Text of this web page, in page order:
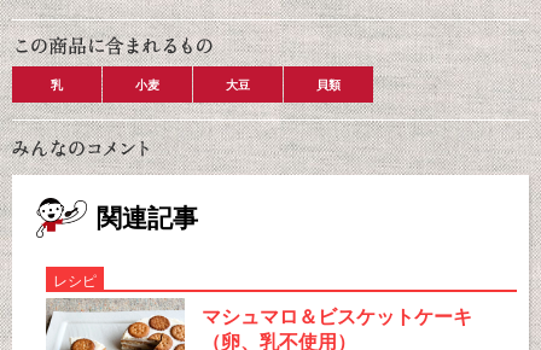
乳 小麦 大豆 貝類
関連記事
レシピ
マシュマロ＆ビスケットケーキ
（卵、乳不使用）